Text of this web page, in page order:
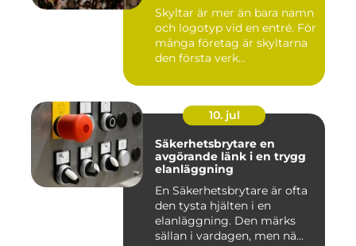
Skyltar är mer än bara namn
och logotyp vid en entré. För
många företag är skyltarna
den första verk...
10. jul
Säkerhetsbrytare en
avgörande länk i en trygg
elanläggning
En Säkerhetsbrytare är ofta
den tysta hjälten i en
elanläggning. Den märks
sällan i vardagen, men nä...